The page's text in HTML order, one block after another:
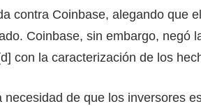
contra Coinbase, alegando que
Coinbase, sin embargo, negó
con la caracterización de los
de que los inversores